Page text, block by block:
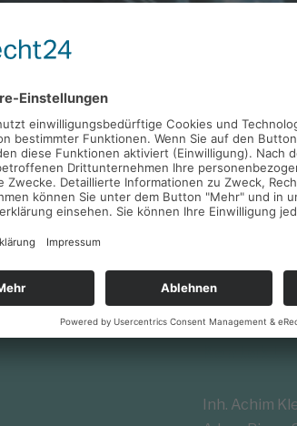
Probleme mit dem
auf SSD? Ich schaue mir Ihr Gerät
Es werden Geräte aller Hersteller
Inh. Achim